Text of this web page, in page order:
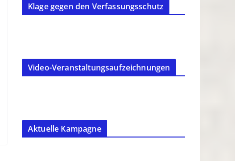
Klage gegen den Verfassungsschutz
Video-Veranstaltungsaufzeichnungen
Aktuelle Kampagne